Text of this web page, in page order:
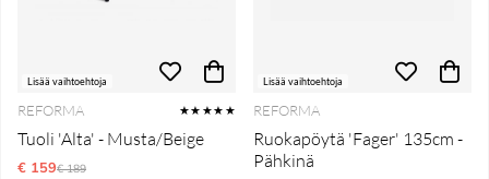
Lisää vaihtoehtoja
REFORMA ★★★★★
Tuoli 'Alta' - Musta/Beige
€ 159Normaali hinta
€ 189
Lisää vaihtoehtoja
REFORMA
Ruokapöytä 'Fager' 135cm -
Pähkinä